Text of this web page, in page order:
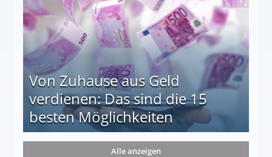
Von Zuhause aus Geld
verdienen: Das sind die 15
besten Möglichkeiten
die 15 besten Möglichkeiten
Alle anzeigen